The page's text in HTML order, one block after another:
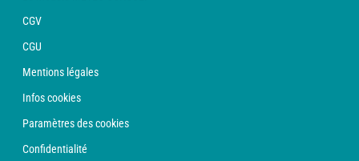
CGV
CGU
Mentions légales
Infos cookies
Paramètres des cookies
Confidentialité